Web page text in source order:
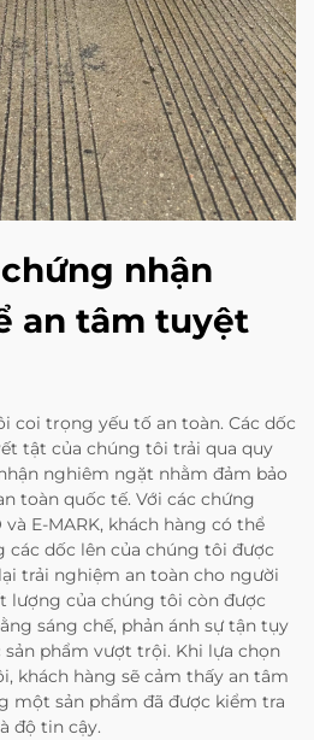
nhận
an tâm tuyệt
coi trọng yếu tố an toàn. Các dốc
tật của chúng tôi trải qua quy
nghiêm ngặt nhằm đảm bảo
toàn quốc tế. Với các chứng
và E-MARK, khách hàng có thể
các dốc lên của chúng tôi được
trải nghiệm an toàn cho người
lượng của chúng tôi còn được
sáng chế, phản ánh sự tận tụy
phẩm vượt trội. Khi lựa chọn
khách hàng sẽ cảm thấy an tâm
một sản phẩm đã được kiểm tra
độ tin cậy.